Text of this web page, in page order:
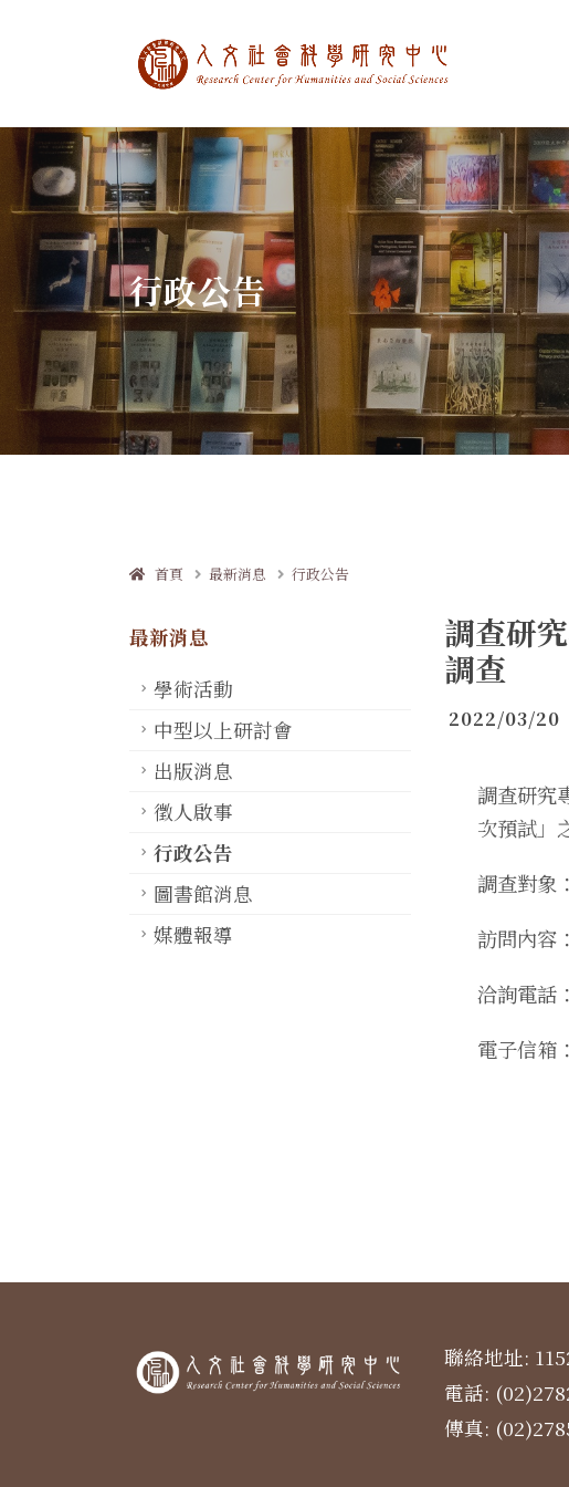
中央研究院人文社會科
行政公告
首頁 最新消息 行政公告
最新消息
學術活動
中型以上研討會
出版消息
徵人啟事
行政公告
圖書館消息
媒體報導
調查研
調查
2022/03/20
調查研究
次預試」
調查對象
訪問內容
洽詢電話
電子信箱：
聯絡地址:
電話:
傳真: